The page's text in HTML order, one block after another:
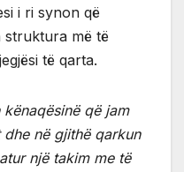
i ri synon që
struktura më të
të qarta.
kënaqësinë që jam
në gjithë qarkun
një takim me të